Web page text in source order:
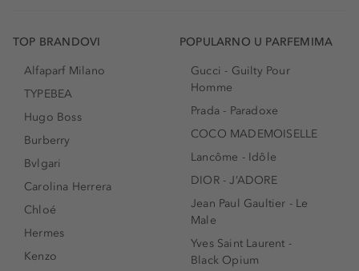
TOP BRANDOVI
Alfaparf Milano
TYPEBEA
Hugo Boss
Burberry
Bvlgari
Carolina Herrera
Chloé
Hermes
Kenzo
POPULARNO U PARFEMIMA
Gucci - Guilty Pour
Homme
Prada - Paradoxe
COCO MADEMOISELLE
Lancôme - Idôle
DIOR - J’ADORE
Jean Paul Gaultier - Le
Male
Yves Saint Laurent -
Black Opium